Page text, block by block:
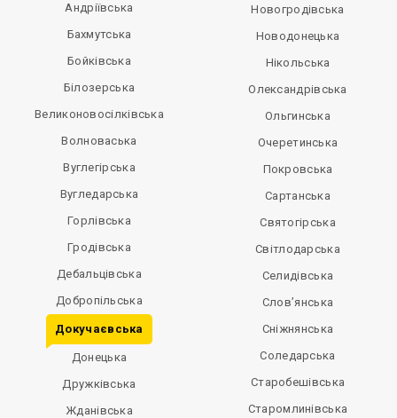
Андріївська
Бахмутська
Бойківська
Білозерська
Великоновосілківська
Волноваська
Вуглегірська
Вугледарська
Горлівська
Гродівська
Дебальцівська
Добропільська
Докучаєвська
Донецька
Дружківська
Жданівська
Новогродівська
Новодонецька
Нікольська
Олександрівська
Ольгинська
Очеретинська
Покровська
Сартанська
Святогірська
Світлодарська
Селидівська
Слов’янська
Сніжнянська
Соледарська
Старобешівська
Старомлинівська